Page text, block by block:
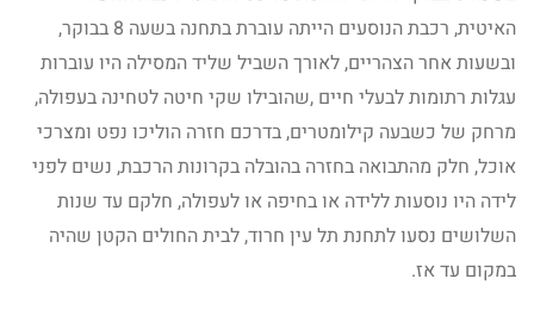
האיטית, רכבת הנוסעים הייתה עוברת בתחנה בשעה 8 בבוקר,
ובשעות אחר הצהריים, לאורך השביל שליד המסילה היו עוברות
עגלות רתומות לבעלי חיים ,שהובילו שקי חיטה לטחינה בעפולה,
מרחק של כשבעה קילומטרים, בדרכם חזרה הוליכו נפט ומצרכי
אוכל, חלק מהתבואה בחזרה בהובלה בקרונות הרכבת, נשים לפני
לידה היו נוסעות ללידה או בחיפה או לעפולה, חלקם עד שנות
השלושים נסעו לתחנת תל עין חרוד, לבית החולים הקטן שהיה
במקום עד אז.